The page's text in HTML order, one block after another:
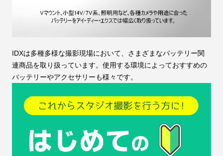
IDXは多種多様な撮影現場において、さまざまなバッテリー関
連商品を取り扱っています。使用する環境によっておすすめの
バッテリーやアクセサリーも様々です。